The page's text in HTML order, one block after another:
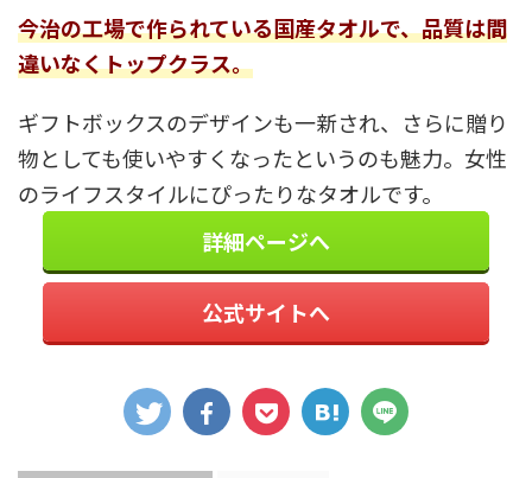
今治の工場で作られている国産タオルで、品質は間
違いなくトップクラス。
ギフトボックスのデザインも一新され、さらに贈り
物としても使いやすくなったというのも魅力。女性
のライフスタイルにぴったりなタオルです。
詳細ページへ
公式サイトへ